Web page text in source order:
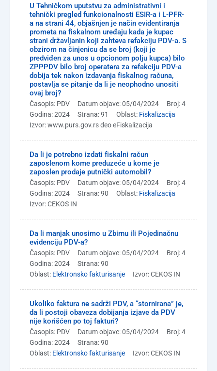
U Tehničkom uputstvu za administrativni i
tehnički pregled funkcionalnosti ESIR-a i L-PFR-
a na strani 44, objašnjen je način evidentiranja
prometa na fiskalnom uređaju kada je kupac
strani državljanin koji zahteva refakciju PDV-a. S
obzirom na činjenicu da se broj (koji je
predviđen za unos u opcionom polju kupca) bilo
ZPPPDV bilo broj operatera za refakciju PDV-a
dobija tek nakon izdavanja fiskalnog računa,
postavlja se pitanje da li je neophodno unositi
ovaj broj?
Časopis: PDV Datum objave: 05/04/2024
Broj: 4
Godina: 2024
Strana: 91 Oblast: Fiskalizacija
Izvor: www.purs.gov.rs deo eFiskalizacija
Da li je potrebno izdati fiskalni račun
zaposlenom kome preduzeće u kome je
zaposlen prodaje putnički automobil?
Časopis: PDV Datum objave: 05/04/2024
Broj: 4
Godina: 2024
Strana: 90 Oblast: Fiskalizacija
Izvor: CEKOS IN
Da li manjak unosimo u Zbirnu ili Pojedinačnu
evidenciju PDV-a?
Časopis: PDV Datum objave: 05/04/2024
Broj: 4
Godina: 2024
Strana: 90
Oblast: Elektronsko fakturisanje Izvor: CEKOS IN
Ukoliko faktura ne sadrži PDV, a “stornirana” je,
da li postoji obaveza dobijanja izjave da PDV
nije korišćen po toj fakturi?
Časopis: PDV Datum objave: 05/04/2024
Broj: 4
Godina: 2024
Strana: 90
Oblast: Elektronsko fakturisanje Izvor: CEKOS IN